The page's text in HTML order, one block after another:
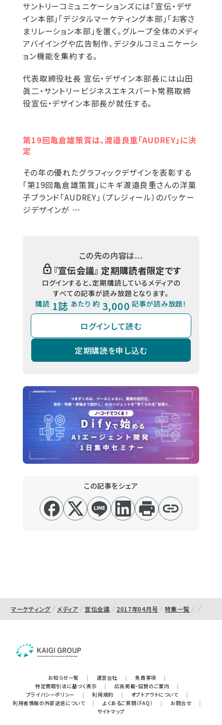
サントリーコミュニケーションズには「宣伝・デザ
イン本部」「デジタルマーケティング本部」「お客さ
まリレーション本部」を置く。グループ全体のメディ
アバイイングや広告制作、デジタルコミュニケーシ
ョン機能を集約する。
代表取締役社長 宣伝・デザイン本部長には山田
眞二・サントリービジネスエキスパート常務取締
役宣伝・デザイン本部長が就任する。
第19回亀倉雄策賞は、渡邉良重「AUDREY」に決
定
その年の優れたグラフィックデザインを表彰する
「第19回亀倉雄策賞」にキギ渡邉良重さんの洋菓
子ブランド「AUDREY」（プレジィール）のパッケー
ジデザインが …
この先の内容は...
『宣伝会議』 定期購読者限定です
ログインすると、定期購読しているメディアの
すべての記事が読み放題となります。
購読 1誌 あたり 約 3,000 記事が読み放題！
ログインして読む
定期購読を申し込む
この記事をシェア
マーケティング メディア 宣伝会議 2017年04月号 特集一覧
お知らせ一覧 | 運営会社 | 免責事項
|
特定商取引法に基づく表示
| 広告掲載・協賛のご案内
|
プライバシーポリシー
| 利用規約 | オプトアウトについて
|
利用者情報の外部送信について
| よくあるご質問（FAQ） | お問合せ
|
サイトマップ